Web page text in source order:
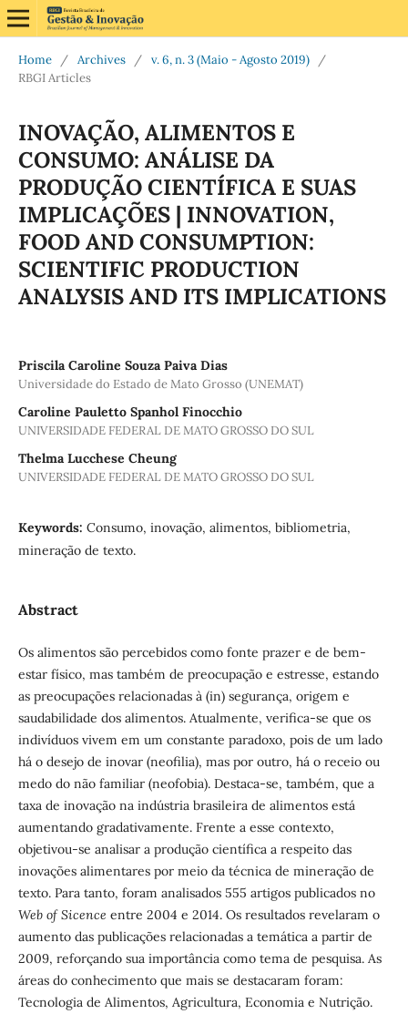
Home / Archives / v. 6, n. 3 (Maio - Agosto 2019)
/
RBGI Articles
INOVAÇÃO, ALIMENTOS E
CONSUMO: ANÁLISE DA
PRODUÇÃO CIENTÍFICA E SUAS
IMPLICAÇÕES | INNOVATION,
FOOD AND CONSUMPTION:
SCIENTIFIC PRODUCTION
ANALYSIS AND ITS IMPLICATIONS
Priscila Caroline Souza Paiva Dias
Universidade do Estado de Mato Grosso (UNEMAT)
Caroline Pauletto Spanhol Finocchio
UNIVERSIDADE FEDERAL DE MATO GROSSO DO SUL
Thelma Lucchese Cheung
UNIVERSIDADE FEDERAL DE MATO GROSSO DO SUL
Keywords: Consumo, inovação, alimentos, bibliometria,
mineração de texto.
Abstract
Os alimentos são percebidos como fonte prazer e de bem-
estar físico, mas também de preocupação e estresse, estando
as preocupações relacionadas à (in) segurança, origem e
saudabilidade dos alimentos. Atualmente, verifica-se que os
indivíduos vivem em um constante paradoxo, pois de um lado
há o desejo de inovar (neofilia), mas por outro, há o receio ou
medo do não familiar (neofobia). Destaca-se, também, que a
taxa de inovação na indústria brasileira de alimentos está
aumentando gradativamente. Frente a esse contexto,
objetivou-se analisar a produção científica a respeito das
inovações alimentares por meio da técnica de mineração de
texto. Para tanto, foram analisados 555 artigos publicados no
Web of Sicence entre 2004 e 2014. Os resultados revelaram o
aumento das publicações relacionadas a temática a partir de
2009, reforçando sua importância como tema de pesquisa. As
áreas do conhecimento que mais se destacaram foram:
Tecnologia de Alimentos, Agricultura, Economia e Nutrição.